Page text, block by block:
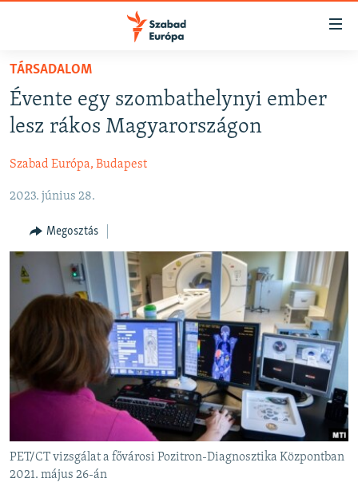
Akadálymentes
Ugrás
fő
oldalra
Ugrás
NAPIRENDEN
AKTUÁLIS
VIDEÓK
ELEMZŐ
NER15
SZABADON
TÁRSADALOM
DEMOKRÁCIA
A PÉNZ NYOMÁBAN
EURÓPAI UNIÓ
VILÁG
KLÍMAVÁLTOZÁS
A MÚLT TANULSÁGAI
TÁRSADALOM
Évente egy szombathelynyi ember
lesz rákos Magyarországon
Szabad Európa, Budapest
2023. június 28.
Megosztás
PET/CT vizsgálat a fővárosi Pozitron-Diagnosztika Központban
2021. május 26-án
FELIRATKOZÁS